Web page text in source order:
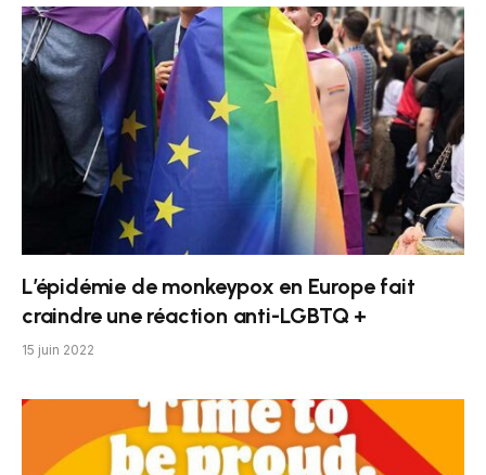
L’épidémie de monkeypox en Europe fait
craindre une réaction anti-LGBTQ +
15 juin 2022